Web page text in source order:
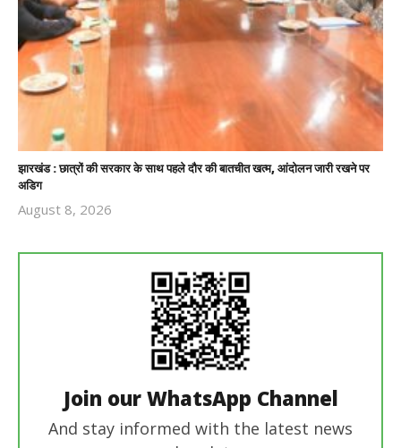
झारखंड : छात्रों की सरकार के साथ पहले दौर की बातचीत खत्म, आंदोलन जारी रखने पर
अडिग
August 8, 2026
Join our WhatsApp Channel
And stay informed with the latest news